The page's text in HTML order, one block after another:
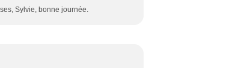
Sylvie, bonne journée.